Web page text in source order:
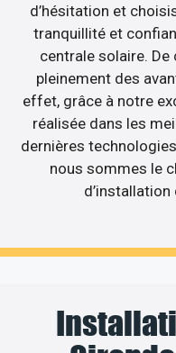
d’hésitation et
tranquillité et
centrale solaire.
pleinement des
effet, grâce à notre
réalisée dans les
dernières
nous sommes le
d’installation